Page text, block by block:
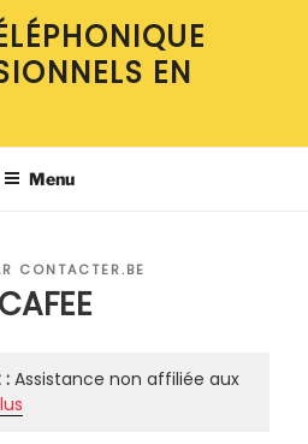
EN
Menu
CONTACTER.BE
: Assistance non affiliée aux